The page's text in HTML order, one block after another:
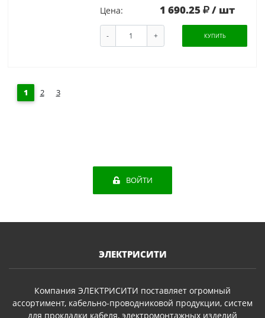
Цена: 1 690.25 / шт
- + КУПИТЬ
1 2 3
ВОЙТИ
ЭЛЕКТРИСИТИ
Компания ЭЛЕКТРИСИТИ поставляет огромный
ассортимент, кабельно-проводниковой продукции, систем
для прокладки кабеля, электромонтажных изделий